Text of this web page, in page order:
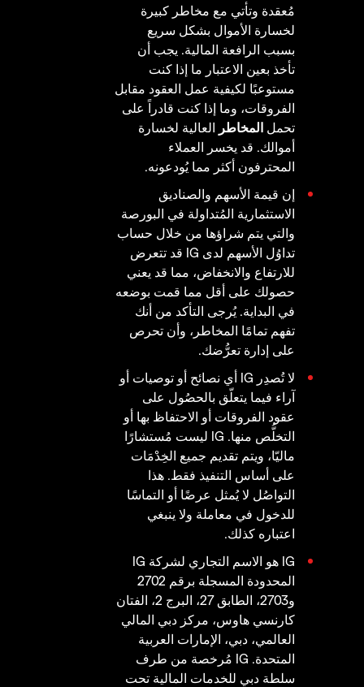
مُعقدة وتأتي مع مخاطر كبيرة
لخسارة الأموال بشكل سريع
بسبب الرافعة المالية. يجب أن
تأخذ بعين الاعتبار ما إذا كنت
مستوعبًا لكيفية عمل العقود مقابل
الفروقات، وما إذا كنت قادراً على
تحمل المخاطر العالية لخسارة
أموالك. قد يخسر العملاء
المحترفون أكثر مما يُودعونه.
إن قيمة الأسهم والصناديق
الاستثمارية المُتداولة في البورصة
والتي يتم شراؤها من خلال حساب
تداوُل الأسهم لدى IG قد تتعرض
للارتفاع والانخفاض، مما قد يعني
حصولك على أقل مما قمت بوضعه
في البداية. يُرجى التأكد من أنك
تفهم تمامًا المخاطر، وأن تحرص
على إدارة تعرُّضك.
لا تُصدِر IG أي نصائح أو توصيات أو
آراء فيما يتعلّق بالحصُول على
عقود الفروقات أو الاحتفاظ بها أو
التخلُّص منها. IG ليست مُستشارًا
ماليّا، ويتم تقديم جميع الخِدْمَات
على أساس التنفيذ فقط. هذا
التواصُل لا يُمثل عرضًا أو التماسًا
للدخول في معاملة ولا ينبغي
اعتباره كذلك.
IG هو الاسم التجاري لشركة IG
المحدودة المسجلة برقم 2702
و2703، الطابق 27، البرج 2، الفتان
كارنسي هاوس، مركز دبي المالي
العالمي، دبي، الإمارات العربية
المتحدة. IG مُرخصة من طرف
سلطة دبي للخدمات المالية تحت